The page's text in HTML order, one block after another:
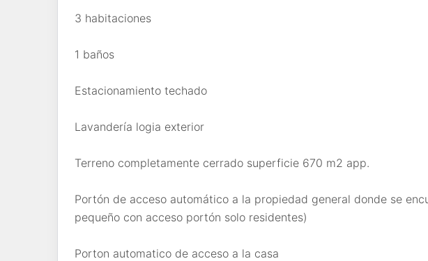
3 habitaciones
1 baños
Estacionamiento techado
Lavandería logia exterior
Terreno completamente cerrado superficie 670 m2 app.
Portón de acceso automático a la propiedad general donde se
pequeño con acceso portón solo residentes)
Porton automatico de acceso a la casa